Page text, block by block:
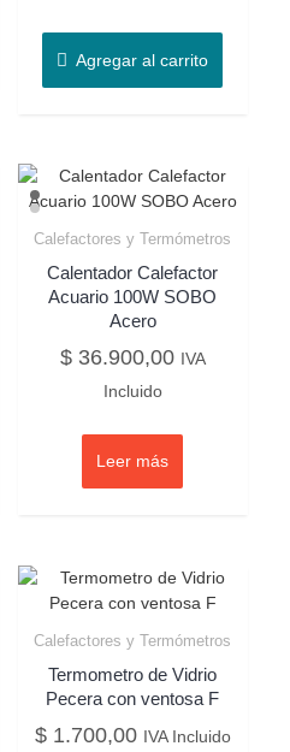
Agregar al carrito
Calefactores y Termómetros
Calentador Calefactor
Acuario 100W SOBO
Acero
$36.900,00 IVA
Incluido
Leer más
Calefactores y Termómetros
Termometro de Vidrio
Pecera con ventosa F
$1.700,00 IVA Incluido